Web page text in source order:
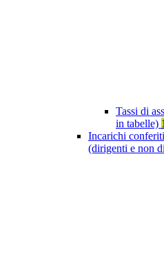
Tassi di
in tabelle)
Incarichi
(dirigenti e non